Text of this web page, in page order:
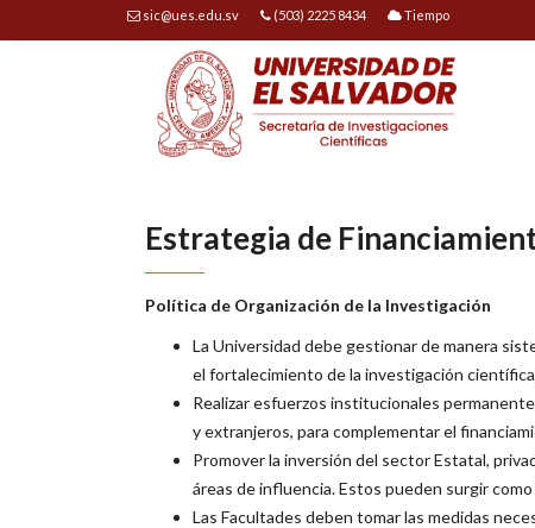
sic@ues.edu.sv (503) 2225 8434 Tiempo
Estrategia de
Política de Organización de la Investigación
La Universidad debe gestionar de manera
el fortalecimiento de la investigación
Realizar esfuerzos institucionales
y extranjeros, para complementar el
Promover la inversión del sector Estatal,
áreas de influencia. Estos pueden surgir
Las Facultades deben tomar las medidas